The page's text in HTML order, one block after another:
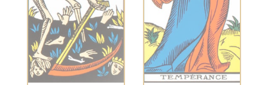
changements
significatifs, mais
nécessaires.
harmoniser les
différentes
facettes de votre
vie.